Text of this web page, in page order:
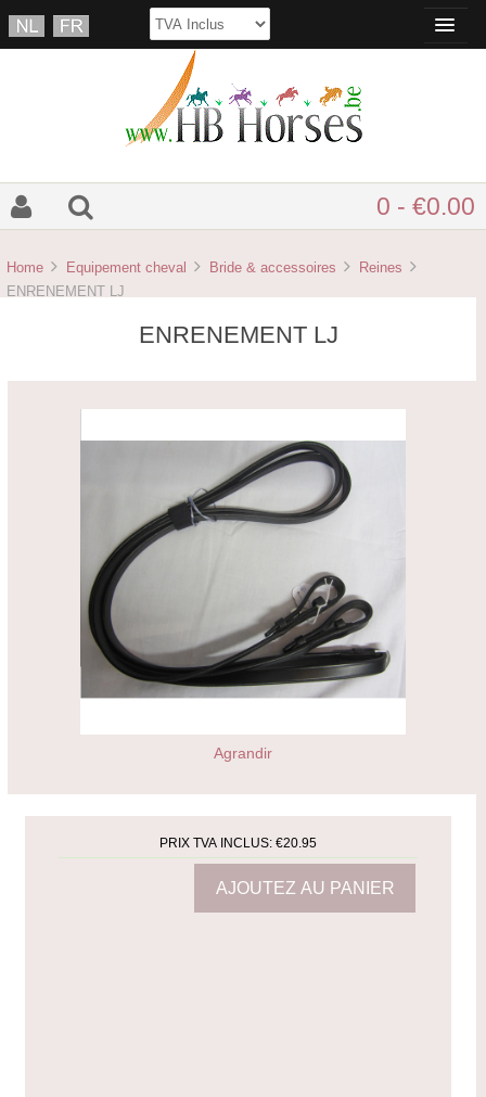
0 - €0.00
Home Equipement cheval Bride & accessoires
Reines
ENRENEMENT LJ
ENRENEMENT LJ
Agrandir
PRIX TVA INCLUS:€20.95